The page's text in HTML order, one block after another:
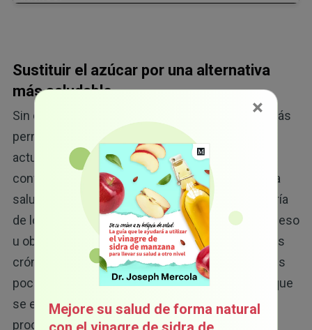
Sustituir el azúcar por una alternativa
más saludable
Sin duda, el
es uno de los ingredientes más
perniciosos en nuestro suministro de alimentos
actuales. Existen muchas investigaciones que
confirman los efectos negativos del azúcar en la
salud humana. No es sorprendente que la mayoría
de los adultos en Estados Unidos tengan sobrepeso
u obesidad y se les diagnostiquen enfermedades
crónicas, ya que consumen muchos ingredientes
poco saludables, como los aceites de semillas que
se encuentran en la mayoría de los alimentos
procesados. De hecho, el estudio NHANES
×
Mejore su salud de forma natural